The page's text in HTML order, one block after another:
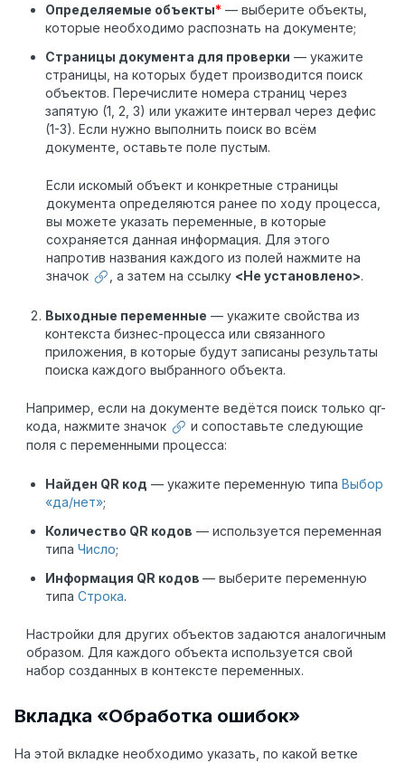
Определяемые объекты* — выберите объекты,
которые необходимо распознать на документе;
Страницы документа для проверки — укажите
страницы, на которых будет производится поиск
объектов. Перечислите номера страниц через
запятую (1, 2, 3) или укажите интервал через дефис
(1-3). Если нужно выполнить поиск во всём
документе, оставьте поле пустым.
Если искомый объект и конкретные страницы
документа определяются ранее по ходу процесса,
вы можете указать переменные, в которые
сохраняется данная информация. Для этого
напротив названия каждого из полей нажмите на
значок
, а затем на ссылку <Не установлено>.
Выходные переменные — укажите свойства из
контекста бизнес-процесса или связанного
приложения, в которые будут записаны результаты
поиска каждого выбранного объекта.
Например, если на документе ведётся поиск только qr-
кода, нажмите значок
и сопоставьте следующие
поля с переменными процесса:
Найден QR код — укажите переменную типа Выбор
«да/нет»;
Количество QR кодов — используется переменная
типа Число;
Информация QR кодов — выберите переменную
типа Строка.
Настройки для других объектов задаются аналогичным
образом. Для каждого объекта используется свой
набор созданных в контексте переменных.
Вкладка «Обработка ошибок»
На этой вкладке необходимо указать, по какой ветке